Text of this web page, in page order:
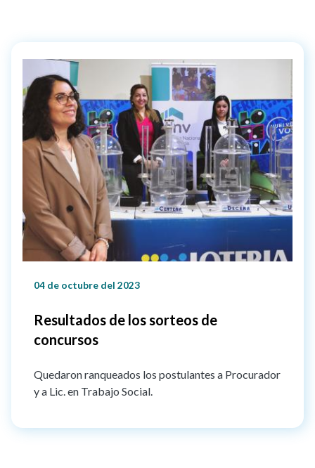
04 de octubre del 2023
Resultados de los sorteos de
concursos
Quedaron ranqueados los postulantes a Procurador
y a Lic. en Trabajo Social.